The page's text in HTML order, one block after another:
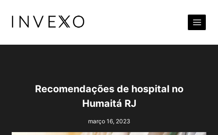
para
Conteúdo
Recomendações de hospital no
Humaitá RJ
março 16, 2023